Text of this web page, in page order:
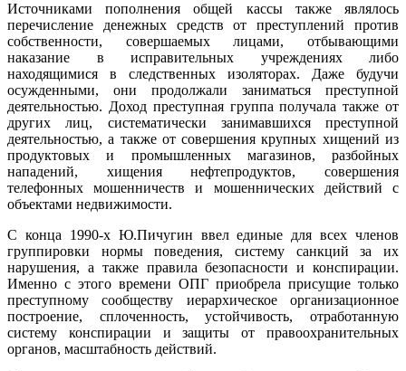
Источниками пополнения общей кассы также являлось
перечисление денежных средств от преступлений против
собственности, совершаемых лицами, отбывающими
наказание в исправительных учреждениях либо
находящимися в следственных изоляторах. Даже будучи
осужденными, они продолжали заниматься преступной
деятельностью. Доход преступная группа получала также от
других лиц, систематически занимавшихся преступной
деятельностью, а также от совершения крупных хищений из
продуктовых и промышленных магазинов, разбойных
нападений, хищения нефтепродуктов, совершения
телефонных мошенничеств и мошеннических действий с
объектами недвижимости.
С конца 1990-х Ю.Пичугин ввел единые для всех членов
группировки нормы поведения, систему санкций за их
нарушения, а также правила безопасности и конспирации.
Именно с этого времени ОПГ приобрела присущие только
преступному сообществу иерархическое организационное
построение, сплоченность, устойчивость, отработанную
систему конспирации и защиты от правоохранительных
органов, масштабность действий.